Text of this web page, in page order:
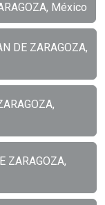
México
DE ZARAGOZA,
ZARAGOZA,